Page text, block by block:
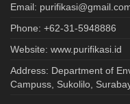
Email:
Phone: +62-31-5948886
Website: www.purifikasi.id
Address: Department of
Campuss, Sukolilo,